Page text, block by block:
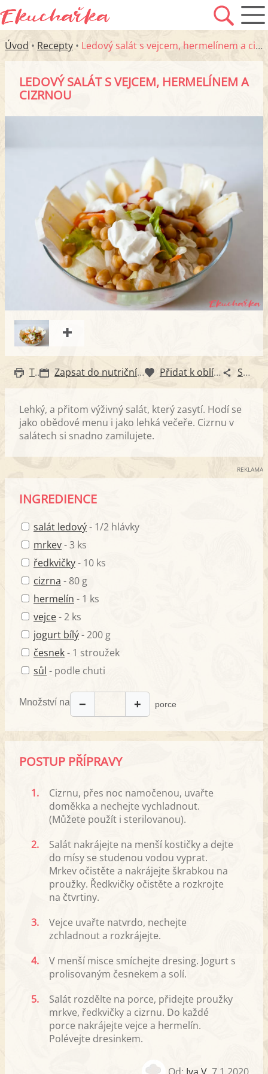
Úvod • Recepty • Ledový salát s vejcem, hermelínem a cizrnou
LEDOVÝ SALÁT S VEJCEM, HERMELÍNEM A
CIZRNOU
Tisk Zapsat do nutričního diáře Přidat k oblíbeným Sdílet
Lehký, a přitom výživný salát, který zasytí. Hodí se
jako obědové menu i jako lehká večeře. Cizrnu v
salátech si snadno zamilujete.
REKLAMA
INGREDIENCE
salát ledový- 1/2 hlávky
mrkev- 3 ks
ředkvičky- 10 ks
cizrna - 80 g
hermelín - 1 ks
vejce- 2 ks
jogurt bílý- 200 g
česnek- 1 stroužek
sůl - podle chuti
Množství na − + porce
POSTUP PŘÍPRAVY
1.
Cizrnu, přes noc namočenou, uvařte
doměkka a nechejte vychladnout.
(Můžete použít i sterilovanou).
2.
Salát nakrájejte na menší kostičky a dejte
do mísy se studenou vodou vyprat.
Mrkev očistěte a nakrájejte škrabkou na
proužky. Ředkvičky očistěte a rozkrojte
na čtvrtiny.
3.
Vejce uvařte natvrdo, nechejte
zchladnout a rozkrájejte.
4.
V menší misce smíchejte dresing. Jogurt s
prolisovaným česnekem a solí.
5.
Salát rozdělte na porce, přidejte proužky
mrkve, ředkvičky a cizrnu. Do každé
porce nakrájejte vejce a hermelín.
Polévejte dresinkem.